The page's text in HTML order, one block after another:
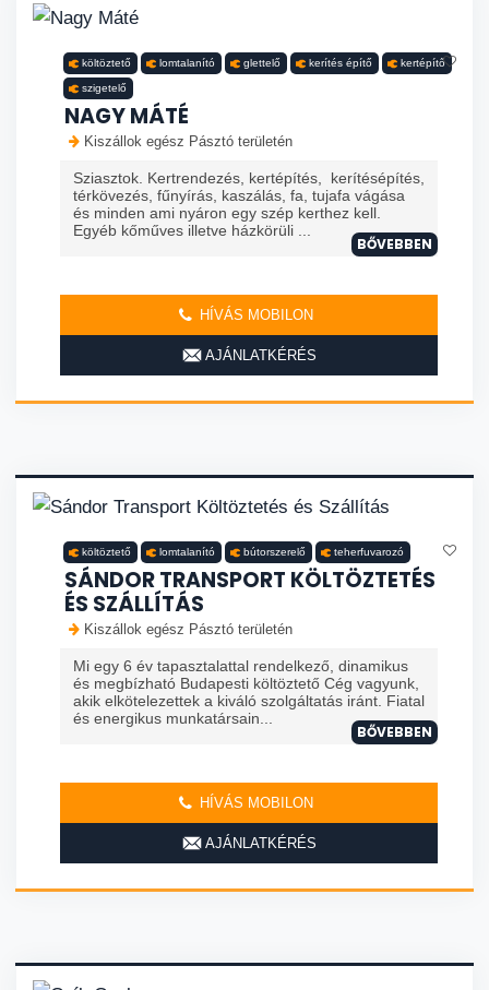
költöztető lomtalanító glettelő kerítés építő kertépítő
szigetelő
NAGY MÁTÉ
Kiszállok egész Pásztó területén
Sziasztok. Kertrendezés, kertépítés, kerítésépítés,
térkövezés, fűnyírás, kaszálás, fa, tujafa vágása
és minden ami nyáron egy szép kerthez kell.
Egyéb kőműves illetve házkörüli ...
BŐVEBBEN
HÍVÁS MOBILON
AJÁNLATKÉRÉS
költöztető lomtalanító bútorszerelő teherfuvarozó
SÁNDOR TRANSPORT KÖLTÖZTETÉS
ÉS SZÁLLÍTÁS
Kiszállok egész Pásztó területén
Mi egy 6 év tapasztalattal rendelkező, dinamikus
és megbízható Budapesti költöztető Cég vagyunk,
akik elkötelezettek a kiváló szolgáltatás iránt. Fiatal
és energikus munkatársain...
BŐVEBBEN
HÍVÁS MOBILON
AJÁNLATKÉRÉS